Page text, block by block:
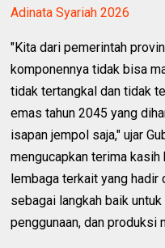
Adinata Syariah 2026
"Kita dari pemerintah
komponennya tidak bisa
tidak tertangkal dan tidak
emas tahun 2045 yang
isapan jempol saja," ujar
mengucapkan terima kasih
lembaga terkait yang
sebagai langkah baik
penggunaan, dan produksi